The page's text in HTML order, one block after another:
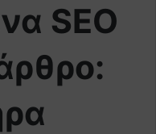
SEO